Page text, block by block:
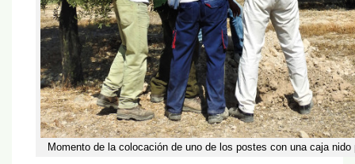
Momento de la colocación de uno de los postes con una caja nido